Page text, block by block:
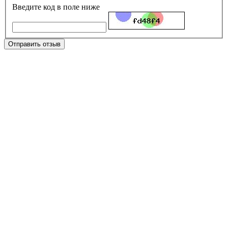
Введите код в поле ниже
Отправить отзыв